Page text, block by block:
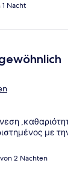
Nacht
με
2 Nächten